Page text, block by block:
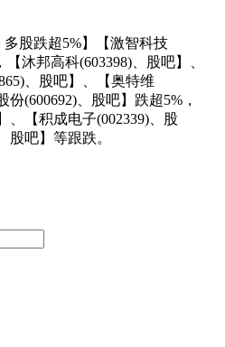
股跌超5%】【激智科技
沐邦高科(603398)、股吧】、
、股吧】、【奥特维
(600692)、股吧】跌超5%，
、【积成电子(002339)、股
股吧】等跟跌。